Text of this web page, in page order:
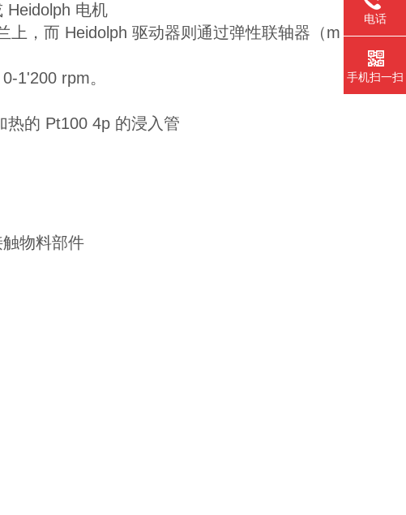
Heidolph 电机
，而 Heidolph 驱动器则通过弹性联轴器（m
1'200 rpm。
热的 Pt100 4p 的浸入管
物料部件
电话
手机扫一扫